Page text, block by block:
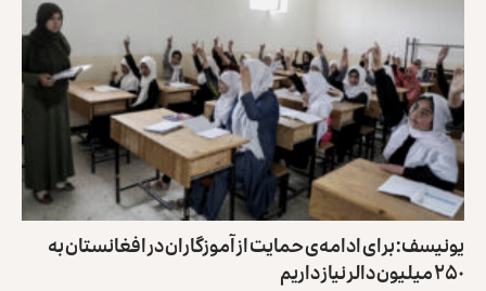
یونیسف: برای ادامه‌ی حمایت از آموزگاران در افغانستان به
۲۵۰ میلیون دالر نیاز داریم